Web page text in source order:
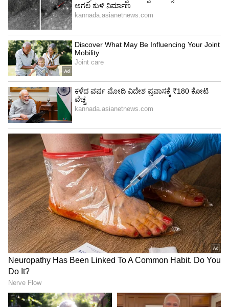
(ಉದಾಹರಣೆಗೆ, ಟ್ರಾವೆಲ್ ಮ್ಯಾಗ್ನೆಟ್‌ಗಳು, ಕೋಟ್ಸ್, ಮಿನಿ
ಫೋಟೋ ಫ್ರೇಮ್‌ಗಳು). ಫ್ರಿಡ್ಜ್ ಹ್ಯಾಂಡಲ್ ಅನ್ನು ರಿಬ್ಬನ್,
ಹಗ್ಗ ಅಥವಾ ಉಣ್ಣೆಯ ನೂಲಿನಿಂದ ಸುತ್ತಿ ಹೊಸ ವಿನ್ಯಾಸ
ನೀಡಬಹುದು.
ಮಾರುಕಟ್ಟೆಯಲ್ಲಿ ಫ್ರಿಡ್ಜ್ ಹ್ಯಾಂಡಲ್ ಕವರ್‌ಗಳು ಸಹ
ಲಭ್ಯವಿವೆ. ಅವು ನಿಮ್ಮ ಫ್ರಿಡ್ಜ್‌ಗೆ ಸ್ಟೈಲಿಶ್ ಲುಕ್ ನೀಡುವುದರ
ಜೊತೆಗೆ, ಕೈಯ ಕೊಳೆ ತಾಗದಂತೆ ರಕ್ಷಿಸುತ್ತವೆ. ಹೆಚ್ಚಿನ
ಶ್ರಮವಿಲ್ಲದೆ ಫ್ರಿಡ್ಜ್‌ಗೆ ಹೊಸ ಮತ್ತು ಕಸ್ಟಮೈಸ್ ಮಾಡಿದ
ನೋಟ ಸಿಗುತ್ತದೆ. ಮ್ಯಾಗ್ನೆಟ್‌ಗಳು ಮತ್ತು ಅಲಂಕಾರಗಳನ್ನು
ಆಗಾಗ್ಗೆ ಬದಲಾಯಿಸುತ್ತಿರಬಹುದು. ಇದರಿಂದ, ಕೆಲವು
ತಿಂಗಳಿಗೊಮ್ಮೆ ಫ್ರಿಡ್ಜ್ ಹೊಸದಾಗಿ ಕಾಣುತ್ತದೆ.